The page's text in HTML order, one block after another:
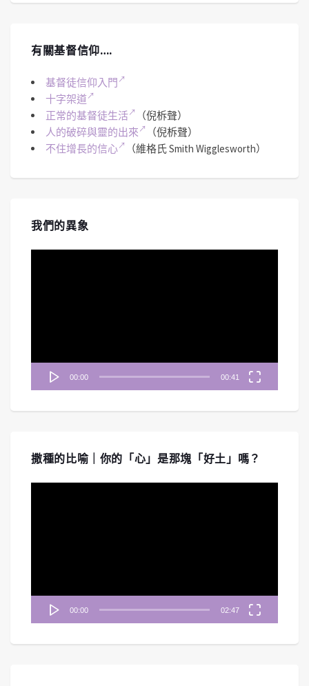
有關基督信仰….
基督徒信仰入門
十字架道
正常的基督徒生活
（倪柝聲）
人的破碎與靈的出來
（倪柝聲）
不住增長的信心
（維格氏 Smith Wigglesworth）
我們的異象
00:00 00:41
撒種的比喻｜你的「心」是那塊「好土」嗎？
00:00 02:47